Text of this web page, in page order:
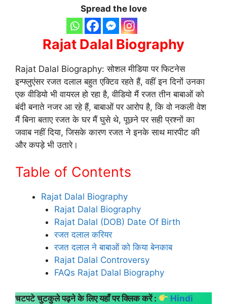
Spread the love
Rajat Dalal Biography
Rajat Dalal Biography: सोशल मीडिया पर फिटनेस
इन्फ्लुएंसर रजत दलाल बहुत एक्टिव रहते हैं, वहीं इन दिनों उनका
एक वीडियो भी वायरल हो रहा है, वीडियो मैं रजत तीन बाबाओं को
बंदी बनाते नजर आ रहे हैं, बाबाओं पर आरोप है, कि वो नकली वेश
मैं बिना बताए रजत के घर मैं घुसे थे, पूछने पर सही प्रश्नों का
जवाब नहीं दिया, जिसके कारण रजत ने इनके साथ मारपीट की
और कपड़े भी उतारे।
Table of Contents
Rajat Dalal Biography
Rajat Dalal Biography
Rajat Dalal (DOB) Date Of Birth
रजत दलाल करियर
रजत दलाल ने बाबाओं को किया बेनकाब
Rajat Dalal Controversy
FAQs Rajat Dalal Biography
चटपटे चुटकुले पढ़ने के लिए यहाँ पर क्लिक करें :
Hindi